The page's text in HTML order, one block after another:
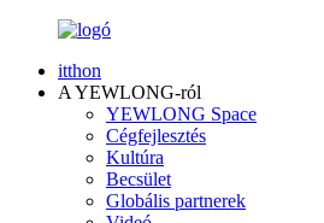
itthon
A YEWLONG-ról
YEWLONG Space
Cégfejlesztés
Kultúra
Becsület
Globális partnerek